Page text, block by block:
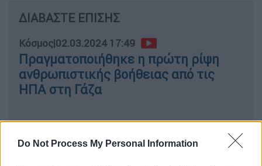
Do Not Process My Personal Information
ΔΙΑΒΑΣΤΕ ΕΠΙΣΗΣ
Κόσμος|02.03.2024 17:49
Πραγματοποιήθηκε η πρώτη ρίψη
ανθρωπιστικής βοήθειας από τις
ΗΠΑ στη Γάζα
Ο εκτροχιασμός σημειώθηκε τοΣάββατο